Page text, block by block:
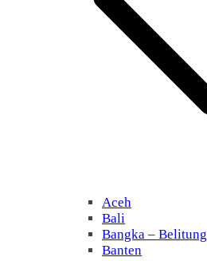
Aceh
Bali
Bangka – Belitung
Banten